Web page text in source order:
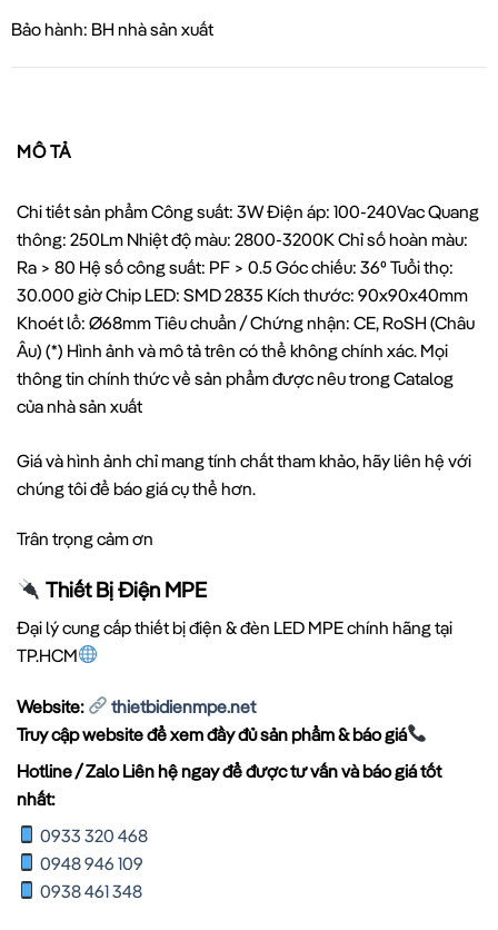
Bảo hành: BH nhà sản xuất
MÔ TẢ
Chi tiết sản phẩm Công suất: 3W Điện áp: 100-240Vac Quang
thông: 250Lm Nhiệt độ màu: 2800-3200K Chỉ số hoàn màu:
Ra > 80 Hệ số công suất: PF > 0.5 Góc chiếu: 36⁰ Tuổi thọ:
30.000 giờ Chip LED: SMD 2835 Kích thước: 90x90x40mm
Khoét lổ: Ø68mm Tiêu chuẩn / Chứng nhận: CE, RoSH (Châu
Âu) (*) Hình ảnh và mô tả trên có thể không chính xác. Mọi
thông tin chính thức về sản phẩm được nêu trong Catalog
của nhà sản xuất
Giá và hình ảnh chỉ mang tính chất tham khảo, hãy liên hệ với
chúng tôi để báo giá cụ thể hơn.
Trân trọng cảm ơn
Thiết Bị Điện MPE
Đại lý cung cấp thiết bị điện & đèn LED MPE chính hãng tại
TP.HCM
Website:
thietbidienmpe.net
Truy cập website để xem đầy đủ sản phẩm & báo giá
Hotline / Zalo Liên hệ ngay để được tư vấn và báo giá tốt
nhất:
0933 320 468
0948 946 109
0938 461 348